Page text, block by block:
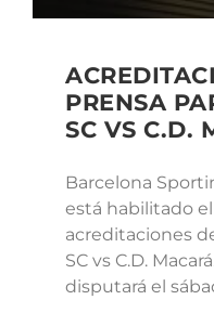
PRENSA
SC VS C.D.
Barcelona
está habilitado
acreditaciones
SC vs C.D.
disputará el